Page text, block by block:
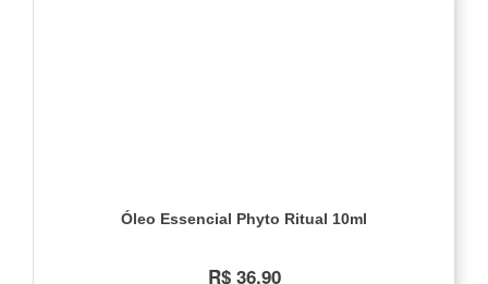
Óleo Essencial Phyto Ritual 10ml
R$ 36,90